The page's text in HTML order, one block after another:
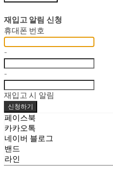
재입고 알림 신청
휴대폰 번호
-
-
재입고 시 알림
신청하기
페이스북
카카오톡
네이버 블로그
밴드
라인